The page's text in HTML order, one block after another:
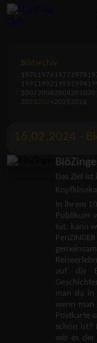
Bildarchiv
1975 1976 1977 1978
1991
1992 1993 1994
20072008 20092010
2023 2024 20252026
16.02.2024 -
Das Ziel ist
In ihrem
Publikum
tut, kann
auf die
man da in
wenn man
Postkarte
schön ist?
wie es der